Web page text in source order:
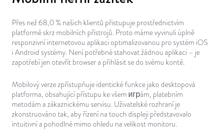
Přes než 68,0 % našich klientů přistupuje prostřednictvím
platformě skrz mobilních přístrojů. Proto máme vyvinuli úplně
responzivní internetovou aplikaci optimalizovanou pro systém iOS
i Android systémy. Není potřebné stahovat žádnou aplikaci – je
zapotřebí jen otevřít browser a přihlásit se do svému kontě.
Mobilový verze zpřístupňuje identické funkce jako desktopová
platforma, obsahující přístupu ke všem игрám, platebním
metodám a zákaznickému servisu. Uživatelské rozhraní je
zkonstruováno tak, aby řízení na touch displeji představovalo
intuitivní a pohodlné mimo ohledu na velikost monitoru.